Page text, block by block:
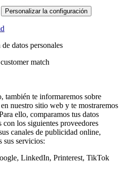
Personalizar la configuración
datos personales
match
también te informaremos sobre
nuestro sitio web y te mostraremos
ello, comparamos tus datos
con los siguientes proveedores
canales de publicidad online,
sus servicios:
LinkedIn, Printerest, TikTok